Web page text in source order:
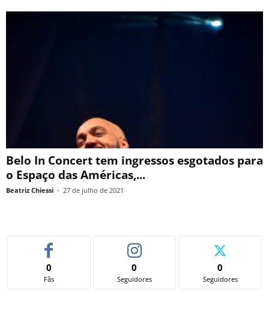
Belo In Concert tem ingressos esgotados para
o Espaço das Américas,...
Beatriz Chiessi - 27 de julho de 2021
0
Fãs
0
Seguidores
0
Seguidores